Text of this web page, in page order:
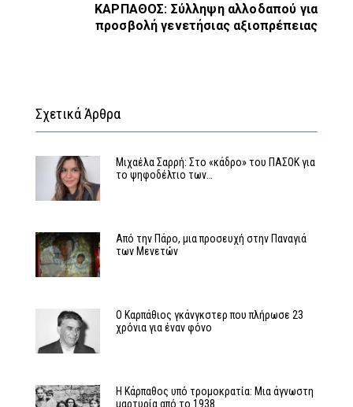
ΚΑΡΠΑΘΟΣ: Σύλληψη αλλοδαπού για
προσβολή γενετήσιας αξιοπρέπειας
Σχετικά Άρθρα
Μιχαέλα Σαρρή: Στο «κάδρο» του ΠΑΣΟΚ για
το ψηφοδέλτιο των…
Από την Πάρο, μια προσευχή στην Παναγιά
των Μενετών
Ο Καρπάθιος γκάνγκστερ που πλήρωσε 23
χρόνια για έναν φόνο
Η Κάρπαθος υπό τρομοκρατία: Μια άγνωστη
μαρτυρία από το 1938…